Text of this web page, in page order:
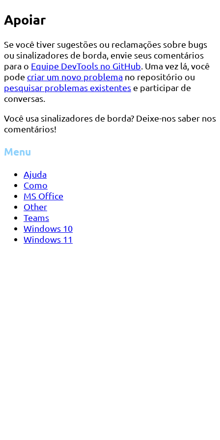
Apoiar
Se você tiver sugestões ou reclamações sobre bugs
ou sinalizadores de borda, envie seus comentários
para o Equipe DevTools no GitHub. Uma vez lá, você
pode criar um novo problema no repositório ou
pesquisar problemas existentes e participar de
conversas.
Você usa sinalizadores de borda? Deixe-nos saber nos
comentários!
Menu
Ajuda
Como
MS Office
Other
Teams
Windows 10
Windows 11